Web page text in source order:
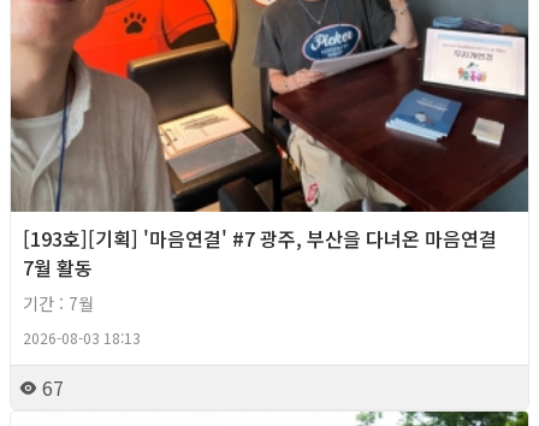
[193호][기획] '마음연결' #7 광주, 부산을 다녀온 마음연결
7월 활동
기간 : 7월
2026-08-03 18:13
67